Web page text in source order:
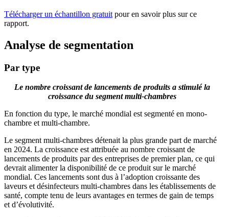
Télécharger un échantillon gratuit pour en savoir plus sur ce
rapport.
Analyse de segmentation
Par type
Le nombre croissant de lancements de produits a stimulé la
croissance du segment multi-chambres
En fonction du type, le marché mondial est segmenté en mono-
chambre et multi-chambre.
Le segment multi-chambres détenait la plus grande part de marché
en 2024. La croissance est attribuée au nombre croissant de
lancements de produits par des entreprises de premier plan, ce qui
devrait alimenter la disponibilité de ce produit sur le marché
mondial. Ces lancements sont dus à l’adoption croissante des
laveurs et désinfecteurs multi-chambres dans les établissements de
santé, compte tenu de leurs avantages en termes de gain de temps
et d’évolutivité.